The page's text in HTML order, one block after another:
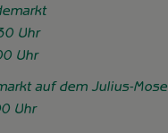
Uhr
Uhr
auf dem Julius-
Uhr